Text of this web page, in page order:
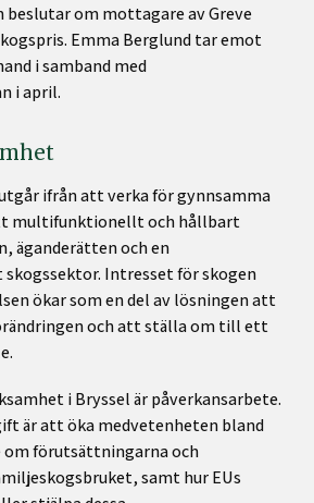
beslutar om mottagare av Greve
Emma Berglund tar emot
i samband med
i april.
ifrån att verka för gynnsamma
multifunktionellt och hållbart
äganderätten och en
Intresset för skogen
ökar som en del av lösningen att
och att ställa om till ett
i Bryssel är påverkansarbete.
är att öka medvetenheten bland
om förutsättningarna och
samt hur EUs